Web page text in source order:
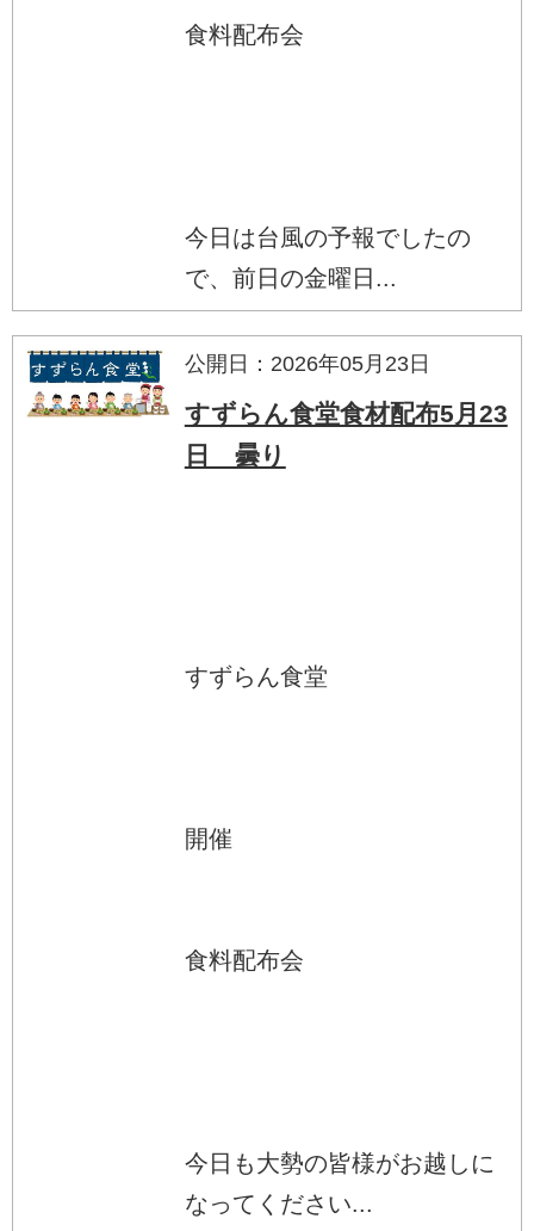
食料配布会
今日は台風の予報でしたの
で、前日の金曜日...
公開日：2026年05月23日
すずらん食堂食材配布5月23
日 曇り
すずらん食堂
開催
食料配布会
今日も大勢の皆様がお越しに
なってください...